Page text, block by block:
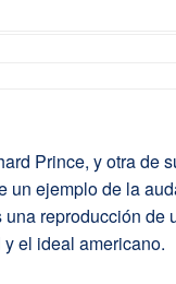
Prince, y otra de
un ejemplo de la
reproducción de
el ideal americano.